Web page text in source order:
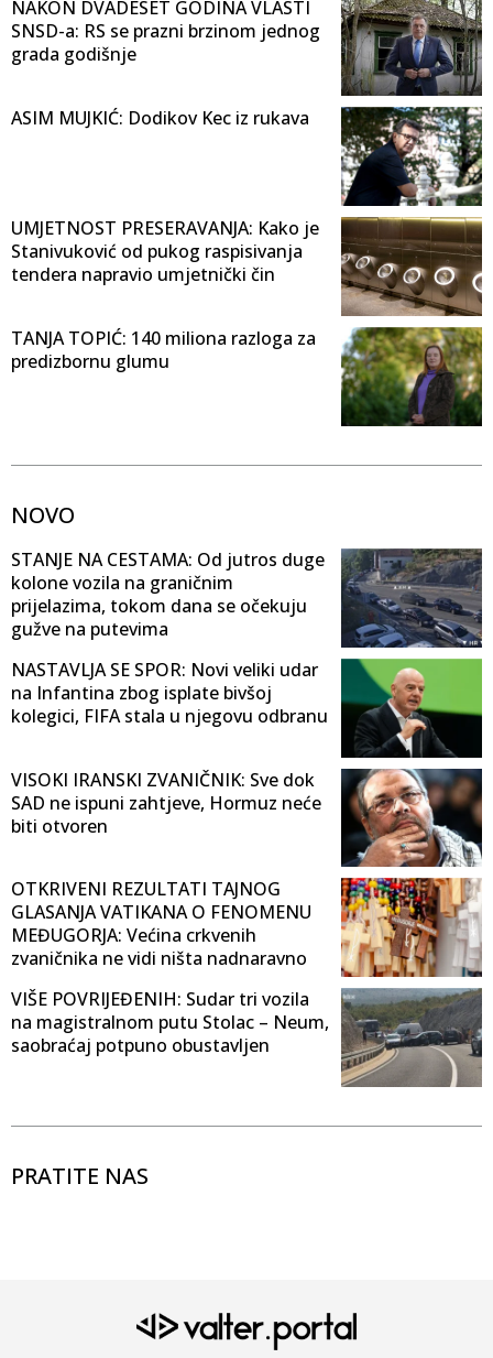
NAKON DVADESET GODINA VLASTI
SNSD-a: RS se prazni brzinom jednog
grada godišnje
ASIM MUJKIĆ: Dodikov Kec iz rukava
UMJETNOST PRESERAVANJA: Kako je
Stanivuković od pukog raspisivanja
tendera napravio umjetnički čin
TANJA TOPIĆ: 140 miliona razloga za
predizbornu glumu
NOVO
STANJE NA CESTAMA: Od jutros duge
kolone vozila na graničnim
prijelazima, tokom dana se očekuju
gužve na putevima
NASTAVLJA SE SPOR: Novi veliki udar
na Infantina zbog isplate bivšoj
kolegici, FIFA stala u njegovu odbranu
VISOKI IRANSKI ZVANIČNIK: Sve dok
SAD ne ispuni zahtjeve, Hormuz neće
biti otvoren
OTKRIVENI REZULTATI TAJNOG
GLASANJA VATIKANA O FENOMENU
MEĐUGORJA: Većina crkvenih
zvaničnika ne vidi ništa nadnaravno
VIŠE POVRIJEĐENIH: Sudar tri vozila
na magistralnom putu Stolac – Neum,
saobraćaj potpuno obustavljen
PRATITE NAS